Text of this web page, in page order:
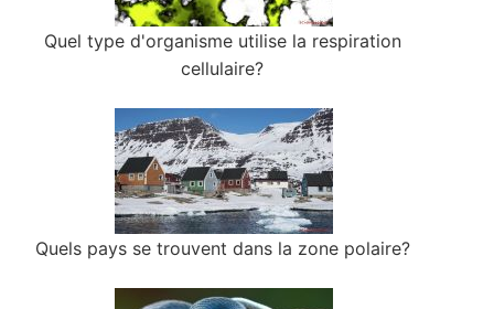
Quel type d'organisme utilise la respiration
cellulaire?
Quels pays se trouvent dans la zone polaire?